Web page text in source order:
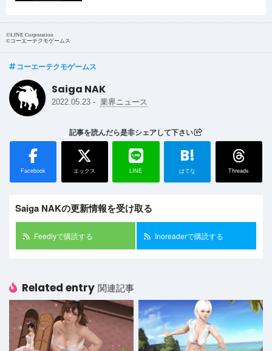
©LINE Corporation
©コーエーテクモゲームス
コーエーテクモゲームス
Saiga NAK
2022.05.23 - 業界ニュース
記事を読んだら是非シェアして下さい
Facebook エックス LINE
B!
はてな Threads
Saiga NAKの更新情報を受け取る
Feedlyで購読する Inoreaderで購読する
Related entry 関連記事